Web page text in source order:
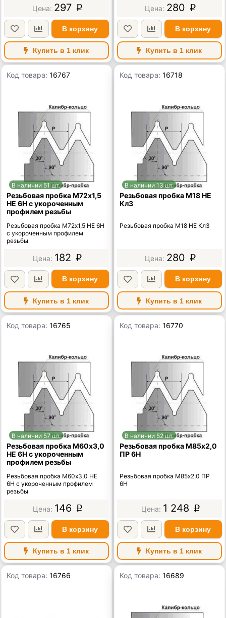
297 p
В корзину
Купить в 1 клик
280 p
В корзину
Купить в 1 клик
Код товара:16767
В наличии 51 шт.
Резьбовая пробка М72х1,5
НЕ 6Н с укороченным
профилем резьбы
Резьбовая пробка М72х1,5 НЕ 6Н
с укороченным профилем
резьбы
182 p
В корзину
Купить в 1 клик
Код товара:16718
В наличии 13 шт.
Резьбовая пробка М18 НЕ
Кл3
Резьбовая пробка М18 НЕ Кл3
280 p
В корзину
Купить в 1 клик
Код товара:16765
В наличии 57 шт.
Резьбовая пробка М60х3,0
НЕ 6Н с укороченным
профилем резьбы
Резьбовая пробка М60х3,0 НЕ
6Н с укороченным профилем
резьбы
146 p
В корзину
Купить в 1 клик
Код товара:16770
В наличии 52 шт.
Резьбовая пробка М85х2,0
ПР 6Н
Резьбовая пробка М85х2,0 ПР
6Н
1 248 p
В корзину
Купить в 1 клик
Код товара:16766 Код товара:16689